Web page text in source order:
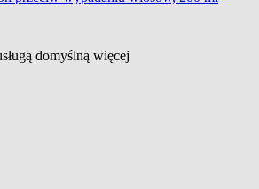
domyślną więcej